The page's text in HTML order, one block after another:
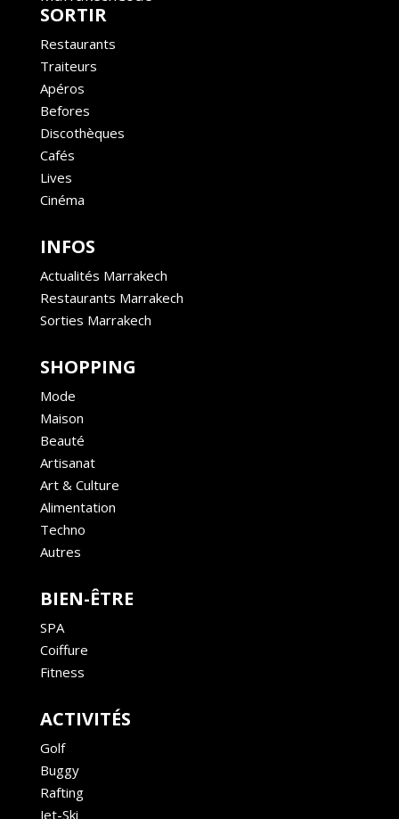
SORTIR
Restaurants
Traiteurs
Apéros
Befores
Discothèques
Cafés
Lives
Cinéma
INFOS
Actualités Marrakech
Restaurants Marrakech
Sorties Marrakech
SHOPPING
Mode
Maison
Beauté
Artisanat
Art & Culture
Alimentation
Techno
Autres
BIEN-ÊTRE
SPA
Coiffure
Fitness
ACTIVITÉS
Golf
Buggy
Rafting
Jet-Ski